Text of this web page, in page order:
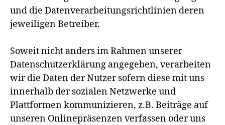
und die Datenverarbeitungsrichtlinien deren
jeweiligen Betreiber.
Soweit nicht anders im Rahmen unserer
Datenschutzerklärung angegeben, verarbeiten
wir die Daten der Nutzer sofern diese mit uns
innerhalb der sozialen Netzwerke und
Plattformen kommunizieren, z.B. Beiträge auf
unseren Onlinepräsenzen verfassen oder uns